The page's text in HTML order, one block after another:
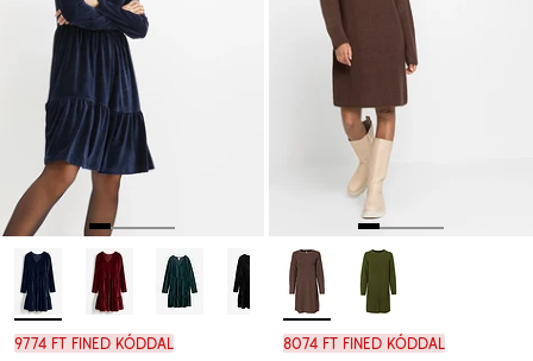
9774 Ft FINED kóddal 8074 Ft FINED kóddal